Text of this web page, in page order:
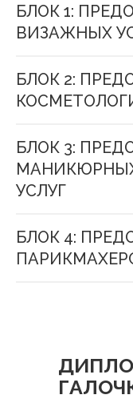
БЛОК 1:
ВИЗАЖНЫХ
БЛОК 2:
БЛОК 3:
УСЛУГ
БЛОК 4: